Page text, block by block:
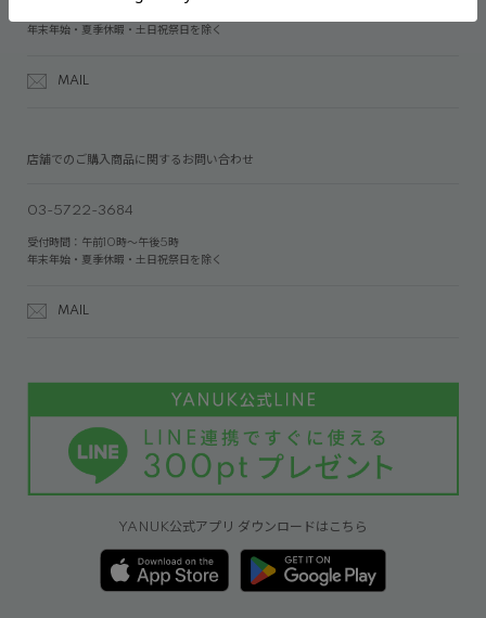
年末年始・夏季休暇・土日祝祭日を除く
MAIL
店舗でのご購入商品に関するお問い合わせ
03-5722-3684
受付時間：午前10時～午後5時
年末年始・夏季休暇・土日祝祭日を除く
MAIL
YANUK公式アプリ ダウンロードはこちら